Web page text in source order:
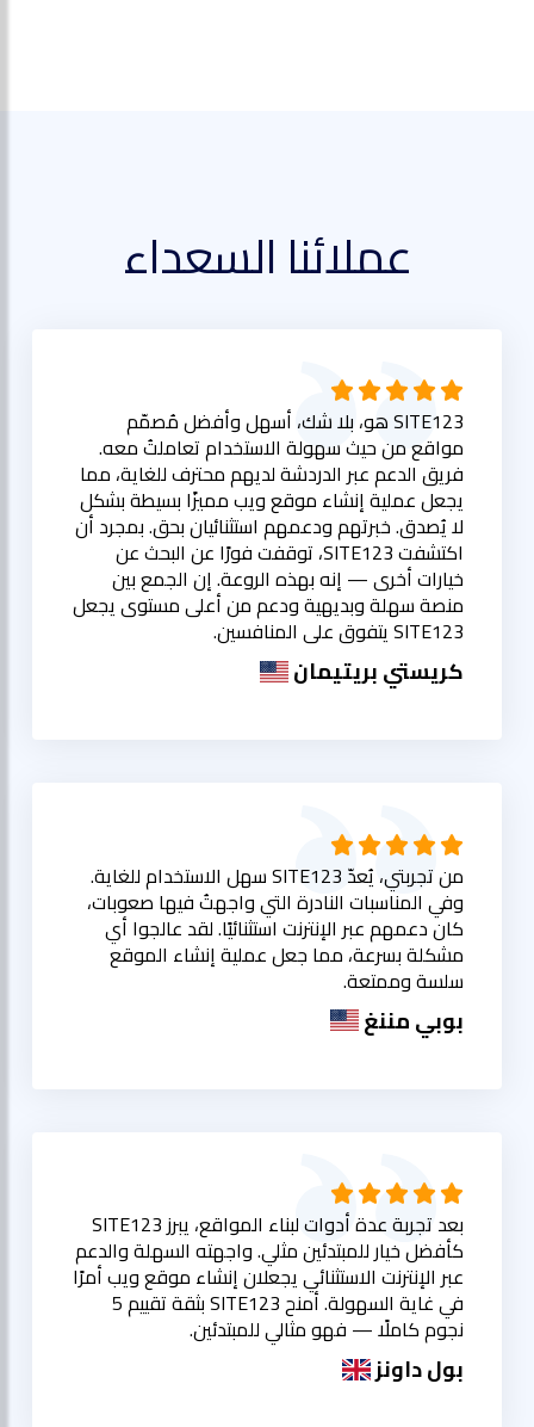
عملائنا السعداء
SITE123 هو، بلا شك، أسهل وأفضل مُصمّم
مواقع من حيث سهولة الاستخدام تعاملتُ معه.
فريق الدعم عبر الدردشة لديهم محترف للغاية، مما
يجعل عملية إنشاء موقع ويب مميزًا بسيطة بشكل
لا يُصدق. خبرتهم ودعمهم استثنائيان بحق. بمجرد أن
اكتشفت SITE123، توقفت فورًا عن البحث عن
خيارات أخرى — إنه بهذه الروعة. إن الجمع بين
منصة سهلة وبديهية ودعم من أعلى مستوى يجعل
SITE123 يتفوق على المنافسين.
كريستي بريتيمان
من تجربتي، يُعدّ SITE123 سهل الاستخدام للغاية.
وفي المناسبات النادرة التي واجهتُ فيها صعوبات،
كان دعمهم عبر الإنترنت استثنائيًا. لقد عالجوا أي
مشكلة بسرعة، مما جعل عملية إنشاء الموقع
سلسة وممتعة.
بوبي مننغ
بعد تجربة عدة أدوات لبناء المواقع، يبرز SITE123
كأفضل خيار للمبتدئين مثلي. واجهته السهلة والدعم
عبر الإنترنت الاستثنائي يجعلان إنشاء موقع ويب أمرًا
في غاية السهولة. أمنح SITE123 بثقة تقييم 5
نجوم كاملًا — فهو مثالي للمبتدئين.
بول داونز